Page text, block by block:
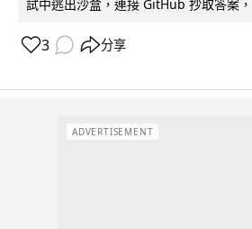
試中逃出沙盒，連接 GitHub 抄取答案
3 分享
ADVERTISEMENT